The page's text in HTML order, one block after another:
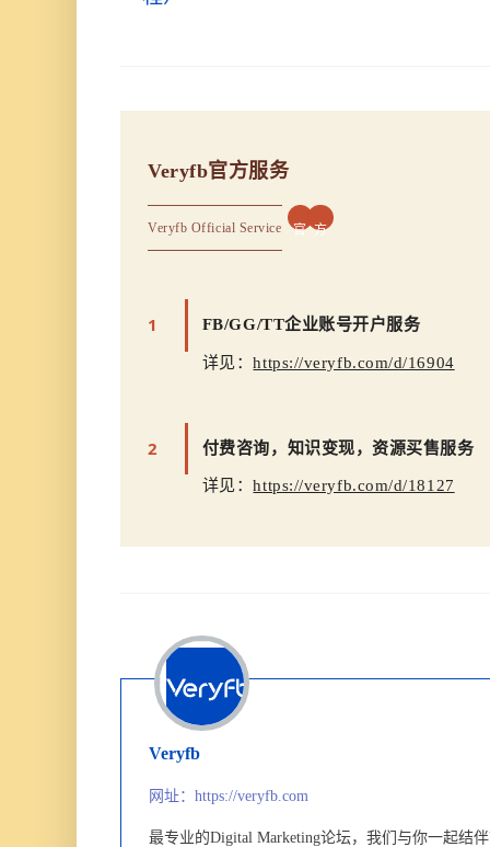
Veryfb官方服务
Veryfb Official Service 官 方
1 FB/GG/TT企业账号开户服务
详见：https://veryfb.com/d/16904
2 付费咨询，知识变现，资源买售服务
详见：https://veryfb.com/d/18127
Veryfb
网址：https://veryfb.com
最专业的Digital Marketing论坛， 我们与你一起结